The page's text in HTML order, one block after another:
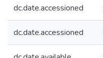
dc.date.accessioned
dc.date.accessioned